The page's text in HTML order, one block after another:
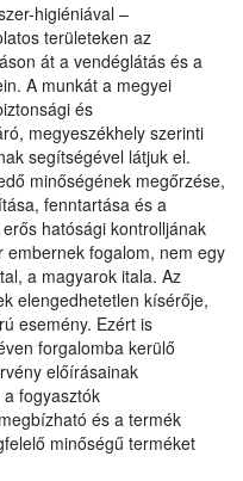
higiéniával –
területeken az
át a vendéglátás és a
A munkát a megyei
és
megyeszékhely szerinti
segítségével látjuk el.
minőségének megőrzése,
fenntartása és a
hatósági kontrolljának
embernek fogalom, nem egy
a magyarok itala. Az
elengedhetetlen kísérője,
esemény. Ezért is
forgalomba kerülő
előírásainak
fogyasztók
és a termék
minőségű terméket